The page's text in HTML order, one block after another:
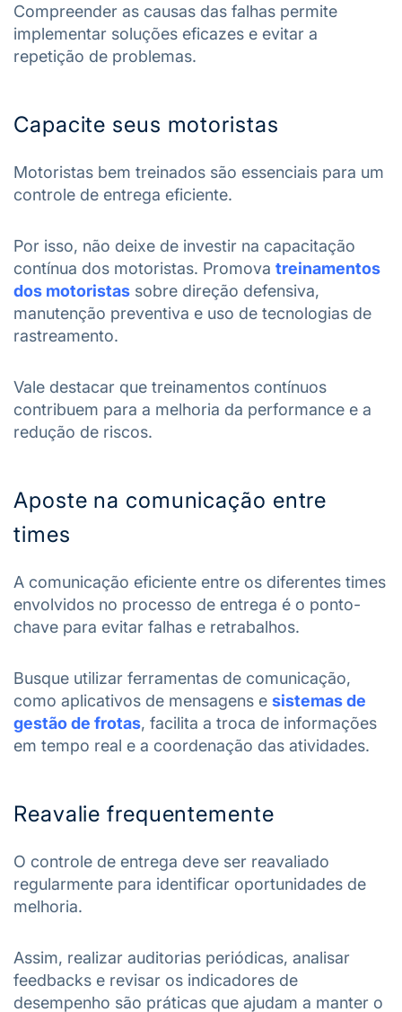
Compreender as causas das falhas permite
implementar soluções eficazes e evitar a
repetição de problemas.
Capacite seus motoristas
Motoristas bem treinados são essenciais para um
controle de entrega eficiente.
Por isso, não deixe de investir na capacitação
contínua dos motoristas. Promova treinamentos
dos motoristas sobre direção defensiva,
manutenção preventiva e uso de tecnologias de
rastreamento.
Vale destacar que treinamentos contínuos
contribuem para a melhoria da performance e a
redução de riscos.
Aposte na comunicação entre
times
A comunicação eficiente entre os diferentes times
envolvidos no processo de entrega é o ponto-
chave para evitar falhas e retrabalhos.
Busque utilizar ferramentas de comunicação,
como aplicativos de mensagens e sistemas de
gestão de frotas, facilita a troca de informações
em tempo real e a coordenação das atividades.
Reavalie frequentemente
O controle de entrega deve ser reavaliado
regularmente para identificar oportunidades de
melhoria.
Assim, realizar auditorias periódicas, analisar
feedbacks e revisar os indicadores de
desempenho são práticas que ajudam a manter o